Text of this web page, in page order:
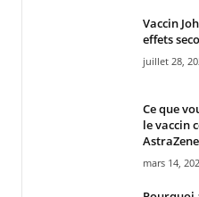
Vaccin
effets
juillet 28,
Ce que
le vaccin
mars 14,